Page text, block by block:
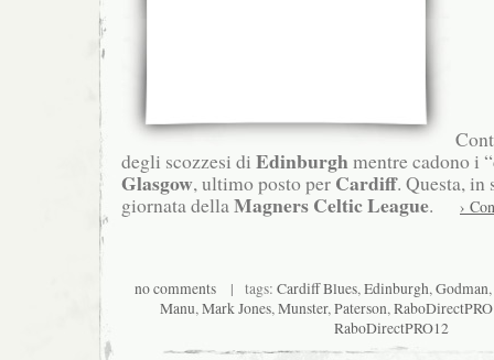
degli scozzesi di Edinburghmentre cadono i
Glasgow, ultimo posto per Cardiff. Questa, in
giornata dellaMagners Celtic League. ›
no comments| tags: Cardiff Blues,Edinburgh,Godman,
Manu,Mark Jones,Munster,Paterson,
RaboDirectPRO12